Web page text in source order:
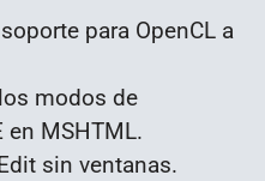
para OpenCL a
modos de
MSHTML.
sin ventanas.